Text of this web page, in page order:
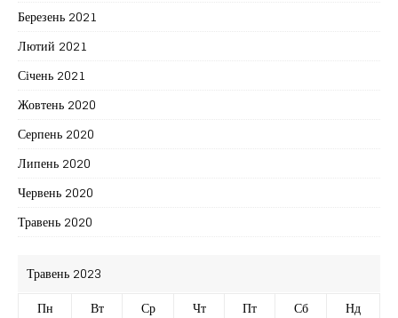
Березень 2021
Лютий 2021
Січень 2021
Жовтень 2020
Серпень 2020
Липень 2020
Червень 2020
Травень 2020
Травень 2023
Пн
Вт Ср Чт Пт Сб Нд